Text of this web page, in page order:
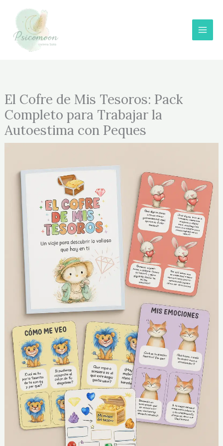
contenido
El Cofre de Mis Tesoros: Pack
Completo para Trabajar la
Autoestima con Peques
Mis
Tesoros:
Pack
Completo
Autoestima
con
Peques
cantidad